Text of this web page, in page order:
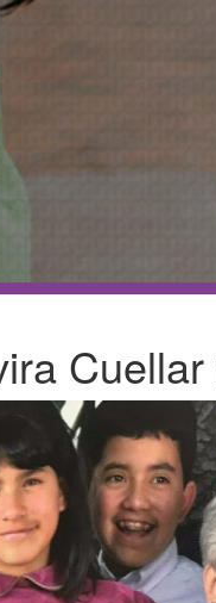
de Nuestra Casa